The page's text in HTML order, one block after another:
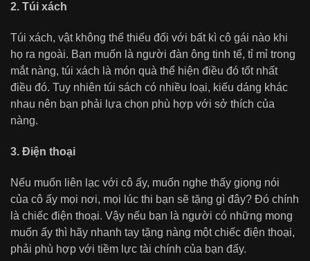
2. Túi xách
Túi xách, vật không thể thiếu đối với bất kì cô gái nào khi
họ ra ngoài. Bạn muốn là người đàn ông tinh tế, tỉ mỉ trong
mắt nàng, túi xách là món quà thể hiện điều đó tốt nhất
điều đó. Tuy nhiên túi sách có nhiều loại, kiếu dáng khác
nhau nên bạn phải lựa chọn phù hợp với sở thích của
nàng.
3. Điện thoại
Nếu muốn liên lạc với cô ấy, muốn nghe thấy giọng nói
của cô ấy mọi nơi, mọi lúc thi bạn sẽ tặng gì đây? Đó chính
là chiếc điện thoại. Vậy nếu bạn là người có những mong
muốn ấy thì hãy nhanh tay tặng nàng một chiếc điện thoại,
phải phù hợp với tiềm lực tài chính của bạn đấy.